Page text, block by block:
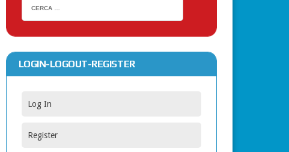
LOGIN-LOGOUT-REGISTER
Log In
Register